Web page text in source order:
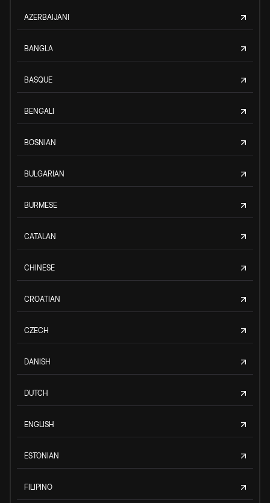
AZERBAIJANI
BANGLA
BASQUE
BENGALI
BOSNIAN
BULGARIAN
BURMESE
CATALAN
CHINESE
CROATIAN
CZECH
DANISH
DUTCH
ENGLISH
ESTONIAN
FILIPINO